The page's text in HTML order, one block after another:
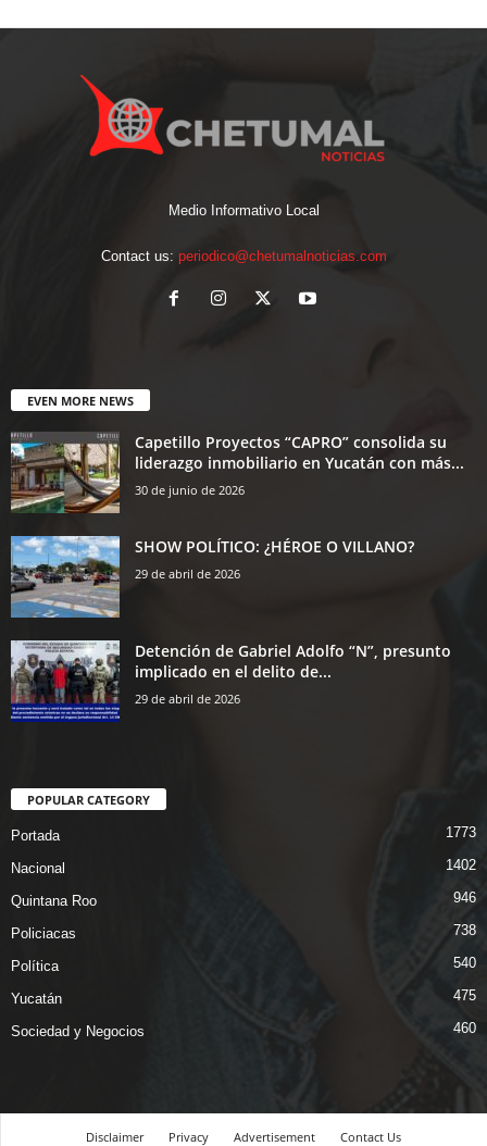
Medio Informativo Local
Contact us: periodico@chetumalnoticias.com
EVEN MORE NEWS
Capetillo Proyectos “CAPRO” consolida su
liderazgo inmobiliario en Yucatán con más...
30 de junio de 2026
SHOW POLÍTICO: ¿HÉROE O VILLANO?
29 de abril de 2026
Detención de Gabriel Adolfo “N”, presunto
implicado en el delito de...
29 de abril de 2026
POPULAR CATEGORY
Portada 1773
Nacional 1402
Quintana Roo 946
Policiacas 738
Política 540
Yucatán 475
Sociedad y Negocios 460
Disclaimer Privacy Advertisement Contact Us